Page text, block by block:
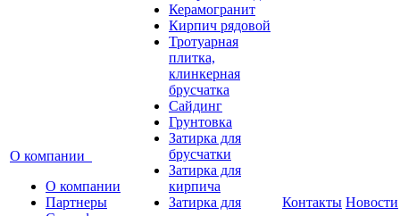
О компании
О компании
Партнеры
Керамогранит
Кирпич рядовой
Тротуарная
плитка,
клинкерная
брусчатка
Сайдинг
Грунтовка
Затирка для
брусчатки
Затирка для
кирпича
Затирка для
Контакты Новости